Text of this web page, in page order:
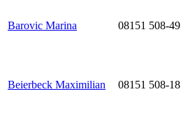
Barovic Marina 08151 508-49
Beierbeck Maximilian 08151 508-18